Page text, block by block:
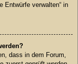
Entwürfe verwalten“ in
dass in dem Forum,